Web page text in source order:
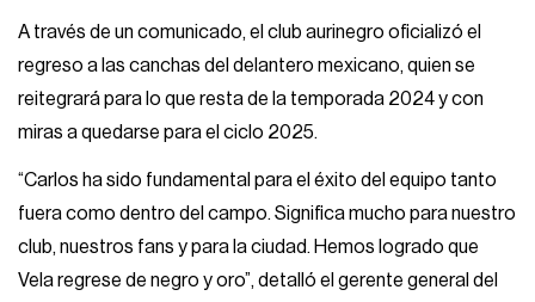
A través de un comunicado, el club aurinegro oficializó el
regreso a las canchas del delantero mexicano, quien se
reitegrará para lo que resta de la temporada 2024 y con
miras a quedarse para el ciclo 2025.
“Carlos ha sido fundamental para el éxito del equipo tanto
fuera como dentro del campo. Significa mucho para nuestro
club, nuestros fans y para la ciudad. Hemos logrado que
Vela regrese de negro y oro”, detalló el gerente general del